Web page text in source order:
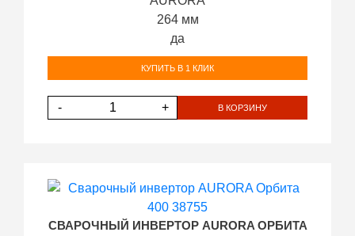
264 мм
да
КУПИТЬ В 1 КЛИК
- + В КОРЗИНУ
СВАРОЧНЫЙ ИНВЕРТОР AURORA ОРБИТА